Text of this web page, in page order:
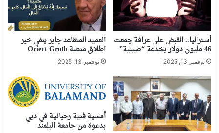
أستراليا.. القبض على عرافة جمعت
46 مليون دولار بخدعة “صينية”
نوفمبر 13, 2025
العميد المتقاعد جابر ينفي خبر
اطلاق منصة Orient Groth
نوفمبر 13, 2025
أمسية فنية رحبانية في دبي
بدعوة من جامعة البلمند